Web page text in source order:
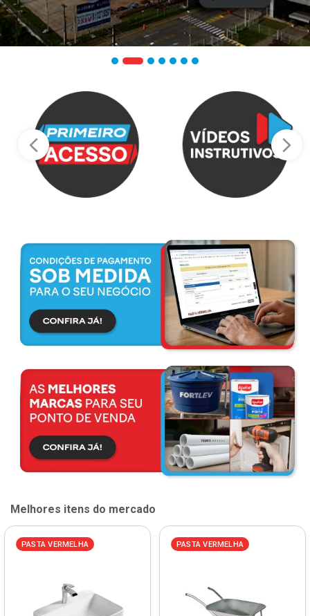
Melhores itens do mercado
PASTA VERMELHA PASTA VERMELHA